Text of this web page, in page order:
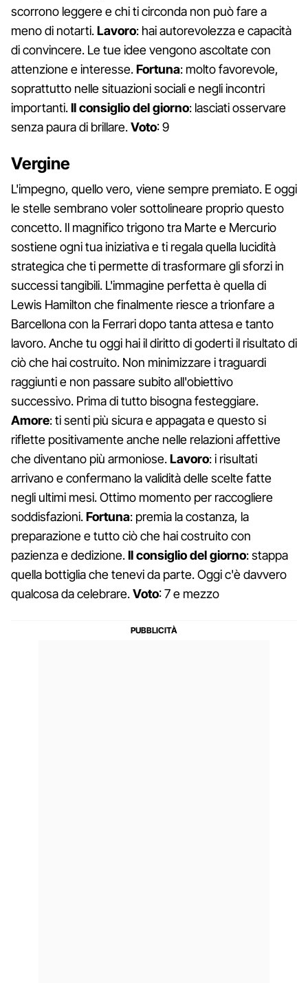
scorrono leggere e chi ti circonda non può fare a
meno di notarti.Lavoro: hai autorevolezza e capacità
di convincere. Le tue idee vengono ascoltate con
attenzione e interesse.Fortuna: molto favorevole,
soprattutto nelle situazioni sociali e negli incontri
importanti.Il consiglio del giorno: lasciati osservare
senza paura di brillare.Voto: 9
Vergine
L'impegno, quello vero, viene sempre premiato. E oggi
le stelle sembrano voler sottolineare proprio questo
concetto. Il magnifico trigono tra Marte e Mercurio
sostiene ogni tua iniziativa e ti regala quella lucidità
strategica che ti permette di trasformare gli sforzi in
successi tangibili. L'immagine perfetta è quella di
Lewis Hamilton che finalmente riesce a trionfare a
Barcellona con la Ferrari dopo tanta attesa e tanto
lavoro. Anche tu oggi hai il diritto di goderti il risultato di
ciò che hai costruito. Non minimizzare i traguardi
raggiunti e non passare subito all'obiettivo
successivo. Prima di tutto bisogna festeggiare.
Amore: ti senti più sicura e appagata e questo si
riflette positivamente anche nelle relazioni affettive
che diventano più armoniose.Lavoro: i risultati
arrivano e confermano la validità delle scelte fatte
negli ultimi mesi. Ottimo momento per raccogliere
soddisfazioni.Fortuna: premia la costanza, la
preparazione e tutto ciò che hai costruito con
pazienza e dedizione.Il consiglio del giorno: stappa
quella bottiglia che tenevi da parte. Oggi c'è davvero
qualcosa da celebrare.Voto: 7 e mezzo